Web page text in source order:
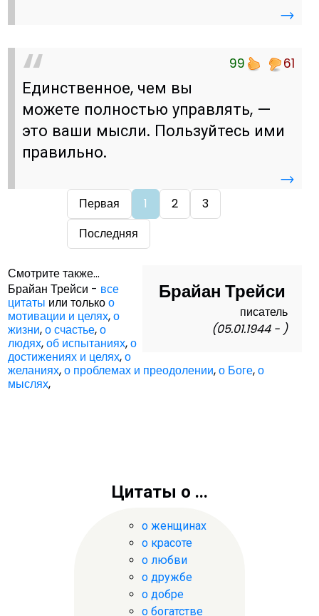
→
99 61
Единственное, чем вы
можете полностью управлять, —
это ваши мысли. Пользуйтесь ими
правильно.
→
Первая 1 2
3
Последняя
Брайан Трейси
писатель
(05.01.1944 - )
Смотрите также...
Брайан Трейси - все
цитаты или толькоо
мотивации и целях,о
жизни,о счастье,о
людях,об испытаниях,о
достижениях и целях,о
желаниях,о проблемах и преодолении,о Боге,о
мыслях,
Цитаты о ...
о женщинах
о красоте
о любви
о дружбе
о добре
о богатстве